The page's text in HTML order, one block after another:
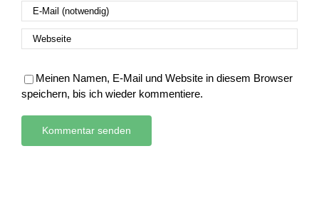
Meinen Namen, E-Mail und Website in diesem Browser
speichern, bis ich wieder kommentiere.